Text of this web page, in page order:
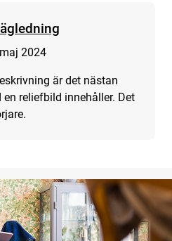
2024
är det nästan
reliefbild innehåller. Det